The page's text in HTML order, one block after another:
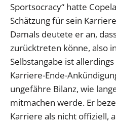
Sportsocracy“ hatte
Schätzung für sein
Damals deutete er an,
zurücktreten könne, also
Selbstangabe ist
Karriere-Ende-
ungefähre Bilanz, wie
mitmachen werde. Er
Karriere als nicht offiziell,